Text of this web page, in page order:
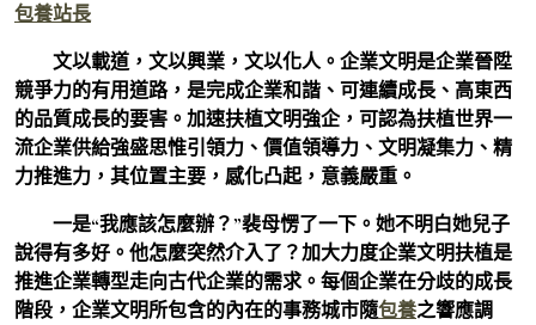
包養站長
文以載道，文以興業，文以化人。企業文明是企業晉陞
競爭力的有用道路，是完成企業和諧、可連續成長、高東西
的品質成長的要害。加速扶植文明強企，可認為扶植世界一
流企業供給強盛思惟引領力、價值領導力、文明凝集力、精
力推進力，其位置主要，感化凸起，意義嚴重。
一是“我應該怎麼辦？”裴母愣了一下。她不明白她兒子
說得有多好。他怎麼突然介入了？加大力度企業文明扶植是
推進企業轉型走向古代企業的需求。 每個企業在分歧的成長
階段，企業文明所包含的內在的事務城市隨包養之響應調